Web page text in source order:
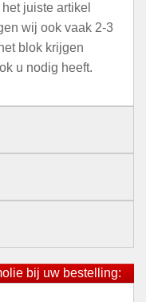
juiste artikel
wij ook vaak 2-3
blok krijgen
u nodig heeft.
bij uw bestelling: